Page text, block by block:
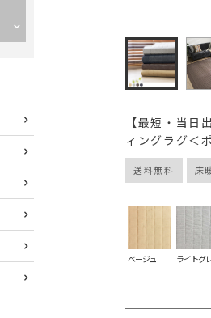
【最短・当
ィングラグ＜
送料無料 床
ベージュ ライトグ